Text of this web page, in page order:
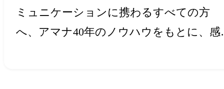
ミュニケーションに携わるすべての方
へ、アマナ40年のノウハウをもとに、感